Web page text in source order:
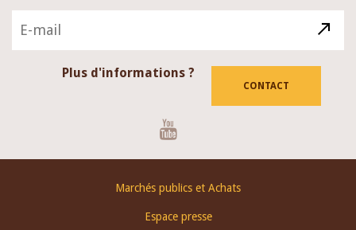
Plus d'informations ?
CONTACT
Marchés publics et Achats
Espace presse